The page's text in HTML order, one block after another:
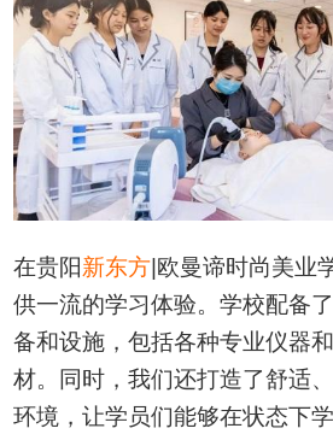
在贵阳新东方|欧曼谛时尚美业
供一流的学习体验。学校配备
备和设施，包括各种专业仪器
材。同时，我们还打造了舒适
环境，让学员们能够在状态下学